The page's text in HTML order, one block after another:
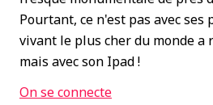
Pourtant, ce n'est pas avec
vivant le plus cher du monde
mais avec son Ipad !
On se connecte